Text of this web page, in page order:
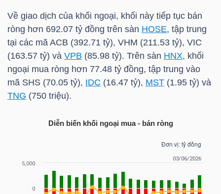
Về giao dịch của khối ngoại, khối này tiếp tục bán
ròng hơn 692.07 tỷ đồng trên sàn HOSE, tập trung
tại các mã ACB (392.71 tỷ), VHM (211.53 tỷ), VIC
(163.57 tỷ) và VPB (85.98 tỷ). Trên sàn HNX, khối
ngoại mua ròng hơn 77.48 tỷ đồng, tập trung vào
mã SHS (70.05 tỷ), IDC (16.47 tỷ), MST (1.95 tỷ) và
TNG (750 triệu).
Diễn biến khối ngoại mua - bán ròng
Ngành
(-)
VS-
SECTOR